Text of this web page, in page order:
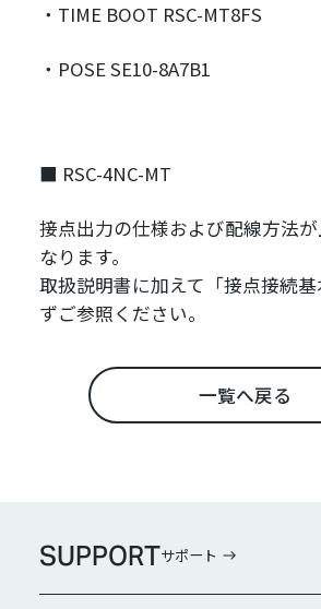
・ TIME BOOT RSC-MT8FS
・ POSE SE10-8A7B1
■ RSC-4NC-MT
接点出力の仕様および配線方法
なります。
取扱説明書に加えて「接点接続
ずご参照ください。
一覧へ戻る
SUPPORTサポート